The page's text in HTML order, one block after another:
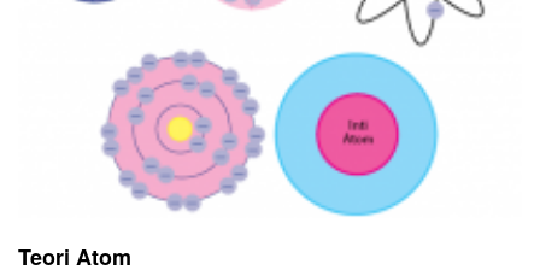
Teori Atom